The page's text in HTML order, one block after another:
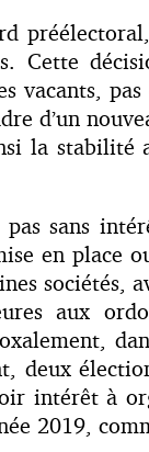
Cette
vacants,
d’un
la stabilité
pas sans
en place
sociétés,
aux
deux
intérêt à
2019,